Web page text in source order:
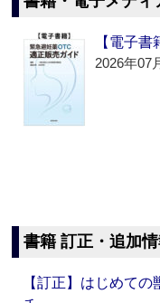
【電子
2026年07
書籍 訂正・追加
【訂正】はじめて